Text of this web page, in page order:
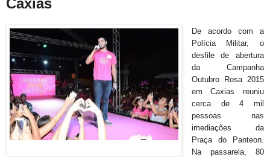
De acordo com a
Polícia Militar, o
desfile de abertura
da Campanha
Outubro Rosa 2015
em Caxias reuniu
cerca de 4 mil
pessoas nas
imediações da
Praça do Panteon.
Na passarela, 80